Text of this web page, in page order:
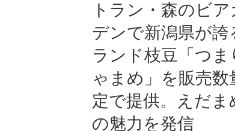
トラン・森のビア
デンで新潟県が誇
ランド枝豆「つま
ゃまめ」を販売数
定で提供。えだま
の魅力を発信